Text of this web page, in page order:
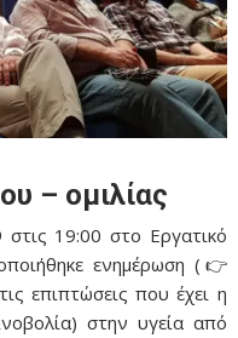
– ομιλίας
19:00 στο Εργατικό
ενημέρωση (👉
επιπτώσεις που έχει η
στην υγεία από